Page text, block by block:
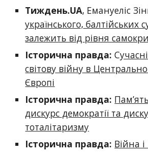
Тиждень.UA, Емануеліс
українського, балтійських
залежить від рівня
Історична правда: С
світову війну в
Європі
Історична правда:
дискурс демократії та
тоталітаризму
Історична правда: Війна